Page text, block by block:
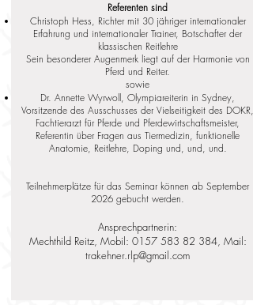
Referenten sind
Christoph Hess, Richter mit 30 jähriger internationaler
Erfahrung und internationaler Trainer, Botschafter der
klassischen Reitlehre
Sein besonderer Augenmerk liegt auf der Harmonie von
Pferd und Reiter.
sowie
Dr. Annette Wyrwoll, Olympiareiterin in Sydney,
Vorsitzende des Ausschusses der Vielseitigkeit des DOKR,
Fachtierarzt für Pferde und Pferdewirtschaftsmeister,
Referentin über Fragen aus Tiermedizin, funktionelle
Anatomie, Reitlehre, Doping und, und, und.
Teilnehmerplätze für das Seminar können ab September
2026 gebucht werden.
Ansprechpartnerin:
Mechthild Reitz, Mobil: 0157 583 82 384, Mail:
trakehner.rlp@gmail.com